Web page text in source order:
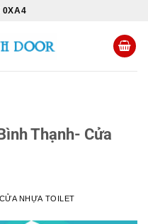
0XA4
Thạnh- Cửa
NHỰA TOILET